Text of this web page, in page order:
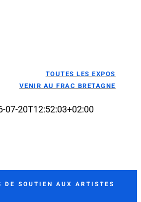
TOUTES LES EXPOS
VENIR AU FRAC BRETAGNE
07-20T12:52:03+02:00
DE SOUTIEN AUX ARTISTES